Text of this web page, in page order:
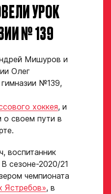
видеоаналитики
УРОК
№ 139
Мишуров и
Олег
№139,
хоккея, и
о своем пути в
воспитанник
сезоне-2020/21
чемпионата
Ястребов», в
Заявка
на просмотр
Академию
«Авангард»
для игроков 2008–
2014 гг. р.
2007 г. р. — набор
ФИО игрока